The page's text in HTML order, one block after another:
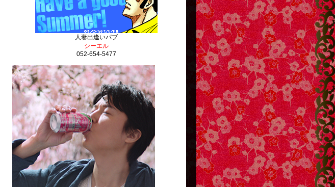
人妻出逢いパブ
シーエル
052-654-5477